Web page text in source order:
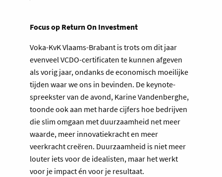
Focus op Return On Investment
Voka-KvK Vlaams-Brabant is trots om dit jaar
evenveel VCDO-certificaten te kunnen afgeven
als vorig jaar, ondanks de economisch moeilijke
tijden waar we ons in bevinden. De keynote-
spreekster van de avond, Karine Vandenberghe,
toonde ook aan met harde cijfers hoe bedrijven
die slim omgaan met duurzaamheid net meer
waarde, meer innovatiekracht en meer
veerkracht creëren. Duurzaamheid is niet meer
louter iets voor de idealisten, maar het werkt
voor je impact én voor je resultaat.